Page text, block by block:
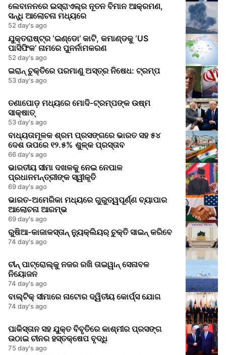
ଲେବାନନରେ ଇସ୍ରାଏଲ୍‌ର ନୂତନ ବିମାନ ଆକ୍ରମଣ,
ସନ୍ଧି ଆଲୋଚନା ମଧ୍ୟରେ
52 day's ago
ଯୁକ୍ତରାଷ୍ଟ୍ର ‘ଇଣ୍ଡୋ’ କାଟି, କମାଣ୍ଡକୁ ‘US
ପାସିଫିକ’ ନାମରେ ପୁନର୍ନାମକରଣ
52 day's ago
ଇରାନ୍ ଚୁକ୍ତିରେ ପରମାଣୁ ଅସ୍ତ୍ର ନିଷେଧ: ଟ୍ରମ୍ପ
53 day's ago
ତଣାପୋଡ଼ ମଧ୍ୟରେ ମୋଦି-ଟ୍ରମ୍ପଙ୍କ ଉଷ୍ମ
ସାକ୍ଷାତ୍
53 day's ago
ବାଧ୍ୟତାମୂଳକ ଶ୍ରମ ପ୍ରସଙ୍ଗରେ ଭାରତ ସହ ୫୪
ଦେଶ ଉପରେ ୧୨.୫% ଶୁଳ୍କ ପ୍ରସ୍ତାବ
66 day's ago
ଭାରତୀୟ ସୀମା ଦଖଳକୁ ନେଇ ନେପାଳ
ପ୍ରଧାନମନ୍ତ୍ରୀଙ୍କ ସ୍ୱୀକୃତି
69 day's ago
ଭାରତ-ଅମେରିକା ମଧ୍ୟରେ ଗୁରୁତ୍ୱପୂର୍ଣ୍ଣ ବ୍ୟାପାର
ଆଲୋଚନା ଆରମ୍ଭ
69 day's ago
ରୁଷିଆ-କାଜାକସ୍ତାନ୍ ନ୍ୟୁକ୍ଲିୟର୍ ଚୁକ୍ତି ସାଇନ୍ କରିବେ
74 day's ago
ଚୀନ୍ ପାଟ୍ରୋଲ୍‌କୁ ନଜର ରଖି ତାଇୱାନ୍ ସେନାବଳ
ନିୟୋଜନ
74 day's ago
ବାଲ୍ଟିକ୍ ସୀମାରେ ନାଟୋର ଦ୍ୱିତୀୟ କୋର୍ପ୍ସ ଯୋଗ
74 day's ago
ପାକିସ୍ତାନ ସହ ଯୁକ୍ତ ବିବୃତିରେ କାଶ୍ମୀର ପ୍ରସଙ୍ଗ
ଉଠାଇ ଚୀନର ହସ୍ତକ୍ଷେପ ବୃଦ୍ଧି
75 day's ago